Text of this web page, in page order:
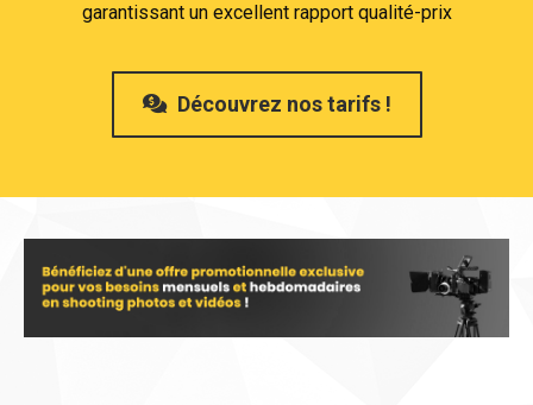
garantissant un excellent rapport qualité-prix
Découvrez nos tarifs !